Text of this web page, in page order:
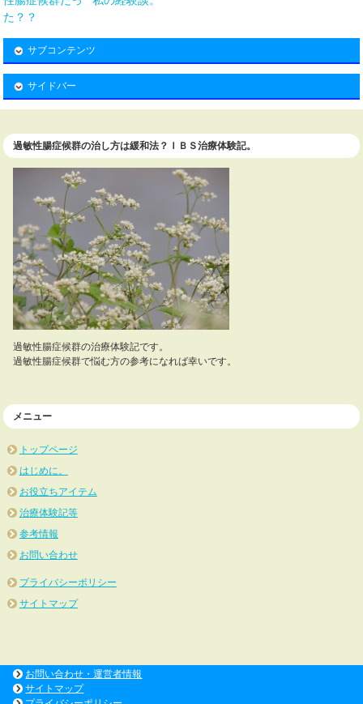
た？？
サブコンテンツ
サイドバー
過敏性腸症候群の治し方は緩和法？ＩＢＳ治療体験記。
過敏性腸症候群の治療体験記です。
過敏性腸症候群で悩む方の参考になれば幸いです。
メニュー
トップページ
はじめに。
お役立ちアイテム
治療体験記等
参考情報
お問い合わせ
プライバシーポリシー
サイトマップ
お問い合わせ・運営者情報
サイトマップ